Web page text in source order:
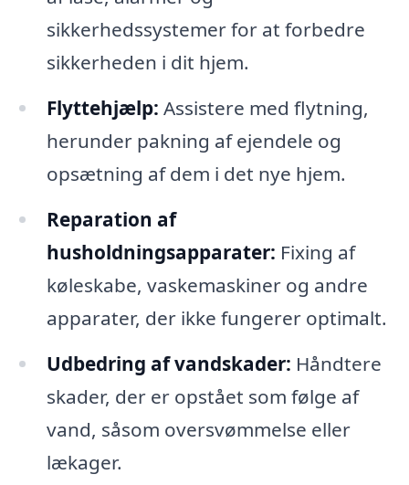
sikkerhedssystemer for at forbedre
sikkerheden i dit hjem.
Flyttehjælp: Assistere med flytning,
herunder pakning af ejendele og
opsætning af dem i det nye hjem.
Reparation af
husholdningsapparater: Fixing af
køleskabe, vaskemaskiner og andre
apparater, der ikke fungerer optimalt.
Udbedring af vandskader: Håndtere
skader, der er opstået som følge af
vand, såsom oversvømmelse eller
lækager.